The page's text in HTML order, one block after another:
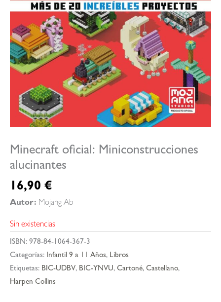
Minecraft oficial: Miniconstrucciones
alucinantes
16,90 €
Autor: Mojang Ab
Sin existencias
ISBN: 978-84-1064-367-3
Categorías: Infantil 9 a 11 Años, Libros
Etiquetas: BIC-UDBV, BIC-YNVU, Cartoné, Castellano,
Harpen Collins